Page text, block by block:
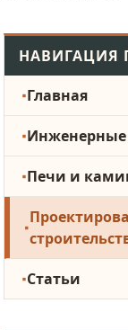
НАВИГАЦИЯ
Главная
Печи и
Статьи